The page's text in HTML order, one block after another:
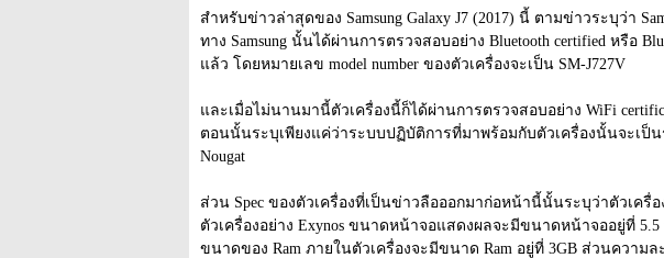
สำหรับข่าวล่าสุดของ Samsung Galaxy J7 (2017) นี้ ตามข่าวระบุว่า
ทาง Samsung นั้นได้ผ่านการตรวจสอบอย่าง Bluetooth certified หรือ
แล้ว โดยหมายเลข model number ของตัวเครื่องจะเป็น SM-J727V
และเมื่อไม่นานมานี้ตัวเครื่องนี้ก็ได้ผ่านการตรวจสอบอย่าง WiFi
ตอนนั้นระบุเพียงแค่ว่าระบบปฏิบัติการที่มาพร้อมกับตัวเครื่องนั้นจะเป็น
Nougat
ส่วน Spec ของตัวเครื่องที่เป็นข่าวลือออกมาก่อหน้านี้นั้นระบุว่าตัวเครื่
ตัวเครื่องอย่าง Exynos ขนาดหน้าจอแสดงผลจะมีขนาดหน้าจออยู่ที่
ขนาดของ Ram ภายในตัวเครื่องจะมีขนาด Ram อยู่ที่ 3GB ส่วนความ